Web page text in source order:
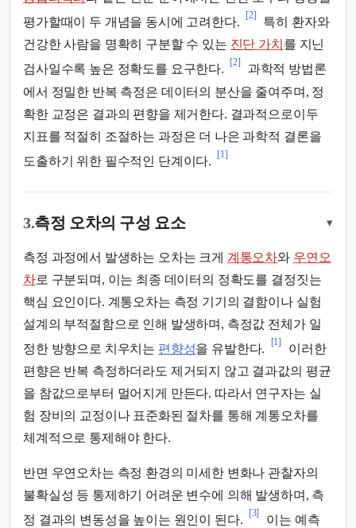
평가할때이 두 개념을 동시에 고려한다.
[2]
특히 환자와
건강한 사람을 명확히 구분할 수 있는 진단 가치 를 지닌
검사일수록 높은 정확도를 요구한다.
[2]
과학적 방법론
에서 정밀한 반복 측정은 데이터의 분산을 줄여주며, 정
확한 교정은 결과의 편향을 제거한다. 결과적으로이두
지표를 적절히 조절하는 과정은 더 나은 과학적 결론을
도출하기 위한 필수적인 단계이다.
[1]
3.측정 오차의 구성 요소 ▾
측정 과정에서 발생하는 오차는 크게 계통오차와 우연오
차로 구분되며, 이는 최종 데이터의 정확도를 결정짓는
핵심 요인이다. 계통오차는 측정 기기의 결함이나 실험
설계의 부적절함으로 인해 발생하며, 측정값 전체가 일
정한 방향으로 치우치는 편향성을 유발한다.
[1]
이러한
편향은 반복 측정하더라도 제거되지 않고 결과값의 평균
을 참값으로부터 멀어지게 만든다. 따라서 연구자는 실
험 장비의 교정이나 표준화된 절차를 통해 계통오차를
체계적으로 통제해야 한다.
반면 우연오차는 측정 환경의 미세한 변화나 관찰자의
불확실성 등 통제하기 어려운 변수에 의해 발생하며, 측
정 결과의 변동성을 높이는 원인이 된다.
[3]
이는 예측